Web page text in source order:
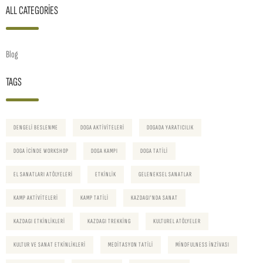
ALL CATEGORIES
Blog
TAGS
DENGELI BESLENME DOGA AKTIVITELERI DOGADA YARATICILIK
DOGA ICINDE WORKSHOP DOGA KAMPI DOGA TATILI
EL SANATLARI ATÖLYELERI ETKINLIK GELENEKSEL SANATLAR
KAMP AKTIVITELERI KAMP TATILI KAZDAGI'NDA SANAT
KAZDAGI ETKINLIKLERI KAZDAGI TREKKING KULTUREL ATÖLYELER
KULTUR VE SANAT ETKINLIKLERI MEDITASYON TATILI MINDFULNESS INZIVASI